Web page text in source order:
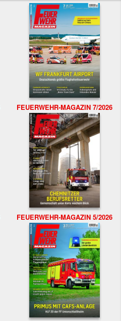
FEUERWEHR-MAGAZIN 7/2026
FEUERWEHR-MAGAZIN 5/2026